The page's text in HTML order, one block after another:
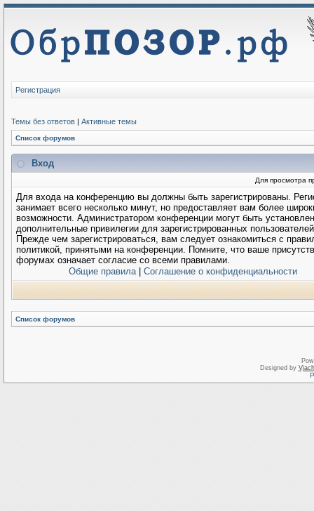
Регистрация
Темы без ответов | Активные темы
Список форумов
Вход
Для просмотра
Для входа на конференцию вы должны быть зарегистрированы.
занимает всего несколько минут, но предоставляет вам более
возможности. Администратором конференции могут быть
дополнительные привилегии для зарегистрированных
Прежде чем зарегистрироваться, вам следует ознакомиться с
политикой, принятыми на конференции. Помните, что ваше
форумах означает согласие со всеми правилами.
Общие правила| Соглашение о конфиденциальности
Список форумов
Designed by